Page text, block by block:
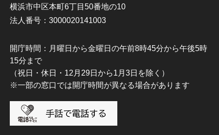
横浜市中区本町6丁目50番地の10
法人番号：3000020141003
開庁時間：月曜日から金曜日の午前8時45分から午後5時
15分まで
（祝日・休日・12月29日から1月3日を除く）
※一部の窓口では開庁時間が異なる場合があります